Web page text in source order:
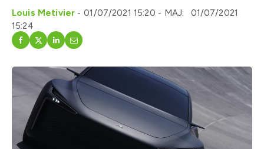
Louis Metivier 01/07/2021 15:20 MAJ:
01/07/2021
15:24